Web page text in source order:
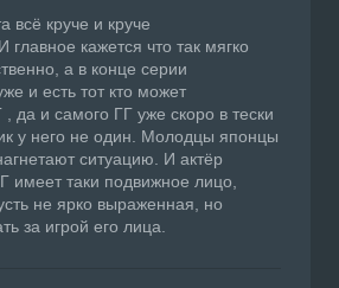
всё круче и круче
главное кажется что так мягко
а в конце серии
и есть тот кто может
, да и самого ГГ уже скоро в тески
у него не один. Молодцы японцы
ситуацию. И актёр
имеет таки подвижное лицо,
не ярко выраженная, но
за игрой его лица.